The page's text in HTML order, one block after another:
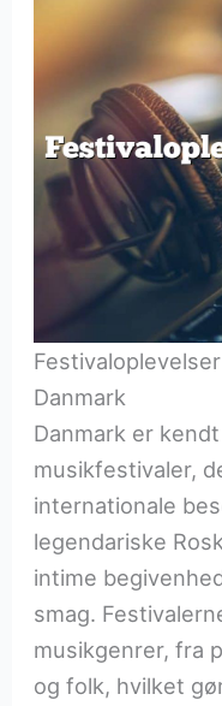
Danmark
Danmark er
musikfestivaler,
internationale
legendariske
intime
smag.
musikgenrer, fra
og folk, hvilket